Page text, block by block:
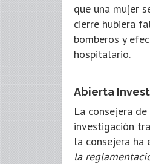
que una mujer
cierre hubiera
bomberos y
hospitalario.
Abierta
La consejera
investigación
la consejera ha
la